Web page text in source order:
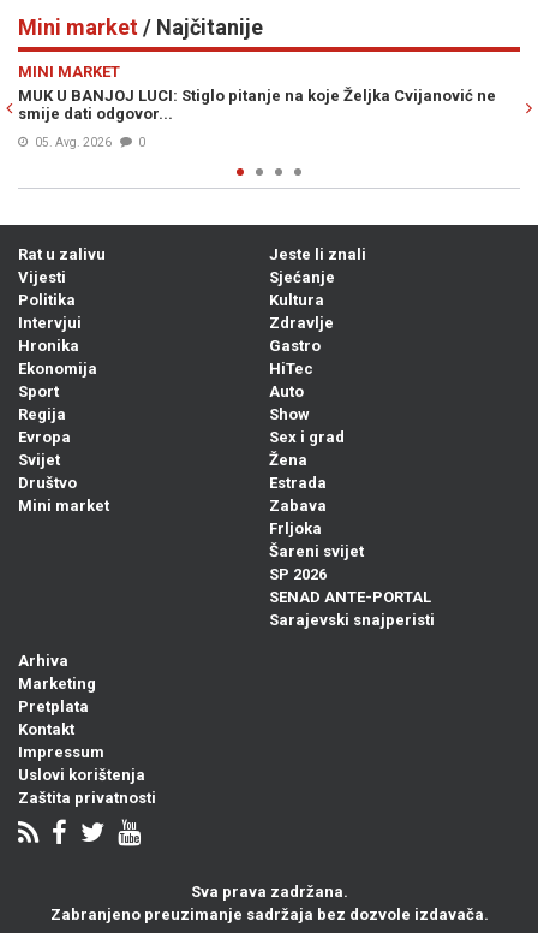
Mini market/ Najčitanije
ne
MINI MARKET
ŠOK VIJEST KOJA JE UZDRMALA SRBIJU: Vučićev djed iz
zvao se Ante
05. Avg. 2026
Rat u zalivu
Vijesti
Politika
Intervjui
Hronika
Ekonomija
Sport
Regija
Evropa
Svijet
Društvo
Mini market
Jeste li znali
Sjećanje
Kultura
Zdravlje
Gastro
HiTec
Auto
Show
Sex i grad
Žena
Estrada
Zabava
Frljoka
Šareni svijet
SP 2026
SENAD ANTE-PORTAL
Sarajevski snajperisti
Arhiva
Marketing
Pretplata
Kontakt
Impressum
Uslovi korištenja
Zaštita privatnosti
Sva prava zadržana.
Zabranjeno preuzimanje sadržaja bez dozvole izdavača.